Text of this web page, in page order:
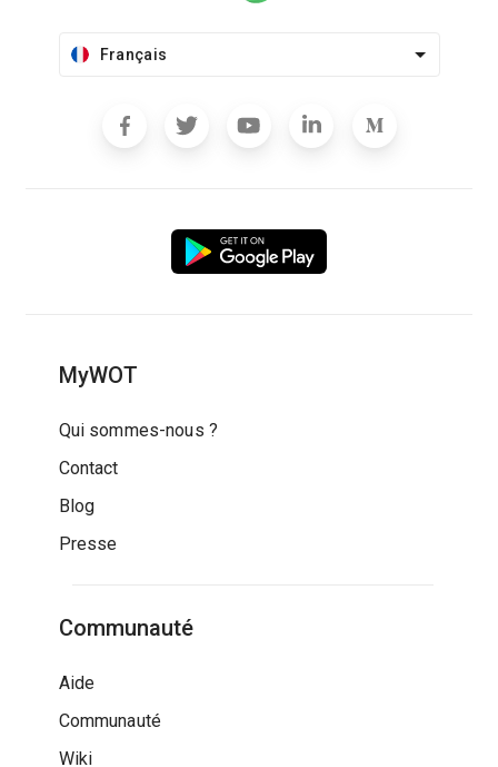
Français
MyWOT
Qui sommes-nous ?
Contact
Blog
Presse
Communauté
Aide
Communauté
Wiki